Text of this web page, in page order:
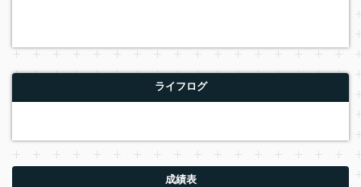
ライフログ
成績表